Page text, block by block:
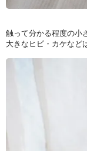
触って分かる程度の小
大きなヒビ・カケなど